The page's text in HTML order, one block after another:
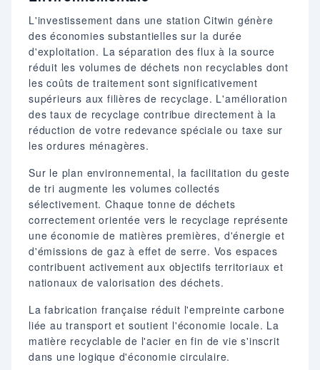
L'investissement dans une station Citwin génère
des économies substantielles sur la durée
d'exploitation. La séparation des flux à la source
réduit les volumes de déchets non recyclables dont
les coûts de traitement sont significativement
supérieurs aux filières de recyclage. L'amélioration
des taux de recyclage contribue directement à la
réduction de votre redevance spéciale ou taxe sur
les ordures ménagères.
Sur le plan environnemental, la facilitation du geste
de tri augmente les volumes collectés
sélectivement. Chaque tonne de déchets
correctement orientée vers le recyclage représente
une économie de matières premières, d'énergie et
d'émissions de gaz à effet de serre. Vos espaces
contribuent activement aux objectifs territoriaux et
nationaux de valorisation des déchets.
La fabrication française réduit l'empreinte carbone
liée au transport et soutient l'économie locale. La
matière recyclable de l'acier en fin de vie s'inscrit
dans une logique d'économie circulaire.